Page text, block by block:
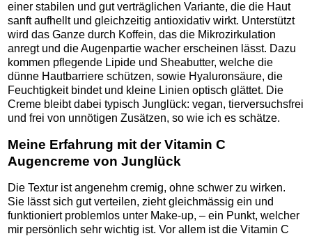
einer stabilen und gut verträglichen Variante, die die Haut
sanft aufhellt und gleichzeitig antioxidativ wirkt. Unterstützt
wird das Ganze durch Koffein, das die Mikrozirkulation
anregt und die Augenpartie wacher erscheinen lässt. Dazu
kommen pflegende Lipide und Sheabutter, welche die
dünne Hautbarriere schützen, sowie Hyaluronsäure, die
Feuchtigkeit bindet und kleine Linien optisch glättet. Die
Creme bleibt dabei typisch Junglück: vegan, tierversuchsfrei
und frei von unnötigen Zusätzen, so wie ich es schätze.
Meine Erfahrung mit der Vitamin C
Augencreme von Junglück
Die Textur ist angenehm cremig, ohne schwer zu wirken.
Sie lässt sich gut verteilen, zieht gleichmässig ein und
funktioniert problemlos unter Make‑up, – ein Punkt, welcher
mir persönlich sehr wichtig ist. Vor allem ist die Vitamin C